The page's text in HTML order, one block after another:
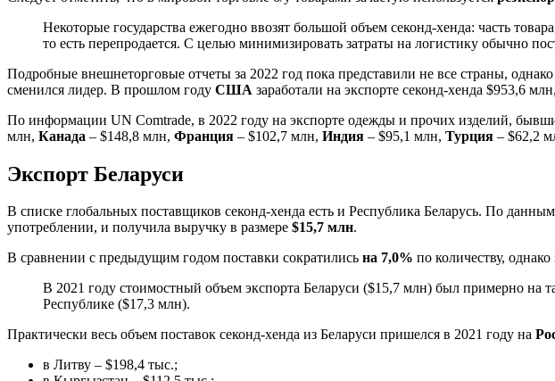
Некоторые государства ежегодно ввозят большой объем секонд-хенда: часть
то есть перепродается. С целью минимизировать затраты на логистику обычно
Подробные внешнеторговые отчеты за 2022 год пока представили не все страны,
сменился лидер. В прошлом году США заработали на экспорте секонд-хенда $953,6
По информации UN Comtrade, в 2022 году на экспорте одежды и прочих изделий,
млн, Канада – $148,8 млн, Франция – $102,7 млн, Индия – $95,1 млн, Турция – $62,2
Экспорт Беларуси
В списке глобальных поставщиков секонд-хенда есть и Республика Беларусь. По
употреблении, и получила выручку в размере $15,7 млн.
В сравнении с предыдущим годом поставки сократились на 7,0% по количеству,
В 2021 году стоимостный объем экспорта Беларуси ($15,7 млн) был примерно
Республике ($17,3 млн).
Практически весь объем поставок секонд-хенда из Беларуси пришелся в 2021 году на
в Литву – $198,4 тыс.;